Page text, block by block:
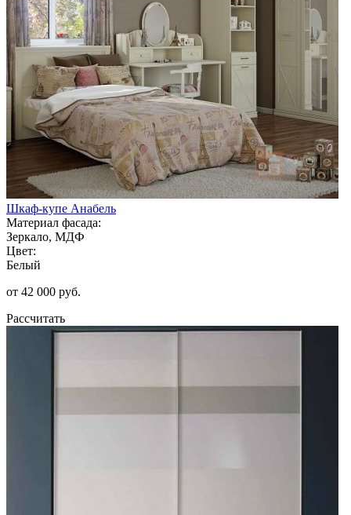
Шкаф-купе Анабель
Материал фасада:
Зеркало, МДФ
Цвет:
Белый
от 42 000 руб.
Рассчитать